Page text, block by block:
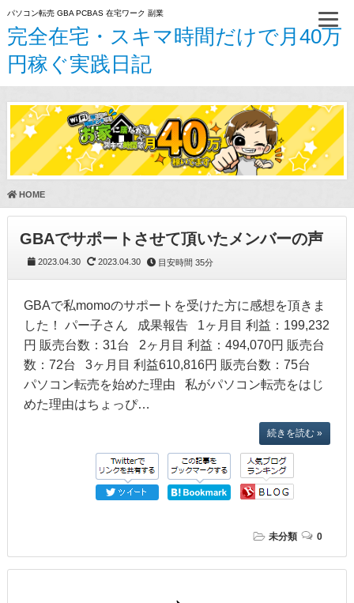
パソコン転売 GBA PCBAS 在宅ワーク 副業
完全在宅・スキマ時間だけで月40万
円稼ぐ実践日記
HOME
GBAでサポートさせて頂いたメンバーの声
2023.04.30 2023.04.30 目安時間 35分
GBAで私momoのサポートを受けた方に感想を頂きま
した！ パー子さん 成果報告 1ヶ月目 利益：199,232
円 販売台数：31台 2ヶ月目 利益：494,070円 販売台
数：72台 3ヶ月目 利益610,816円 販売台数：75台
パソコン転売を始めた理由 私がパソコン転売をはじ
めた理由はちょっぴ…
続きを読む »
未分類 0